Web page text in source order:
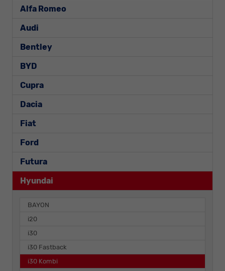
Alfa Romeo
Audi
Bentley
BYD
Cupra
Dacia
Fiat
Ford
Futura
Hyundai
BAYON
i20
i30
i30 Fastback
i30 Kombi